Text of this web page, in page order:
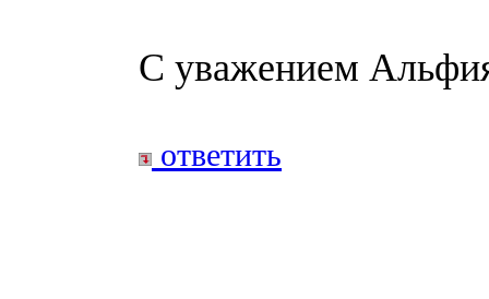
С уважением
ответить